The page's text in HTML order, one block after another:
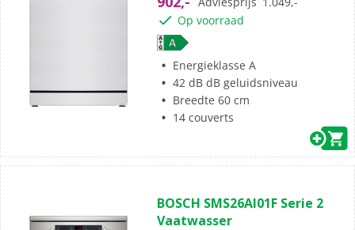
Op voorraad
Energieklasse A
42 dB dB geluidsniveau
Breedte 60 cm
14 couverts
BOSCH SMS26AI01F Serie 2
Vaatwasser